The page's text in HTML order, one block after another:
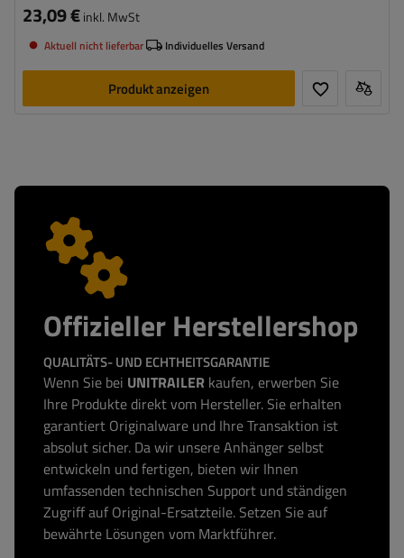
23,09 €inkl. MwSt
Aktuell nicht lieferbar Individuelles Versand
Produkt anzeigen
Offizieller Herstellershop
QUALITÄTS- UND ECHTHEITSGARANTIE
Wenn Sie bei UNITRAILER kaufen, erwerben Sie
Ihre Produkte direkt vom Hersteller. Sie erhalten
garantiert Originalware und Ihre Transaktion ist
absolut sicher. Da wir unsere Anhänger selbst
entwickeln und fertigen, bieten wir Ihnen
umfassenden technischen Support und ständigen
Zugriff auf Original-Ersatzteile. Setzen Sie auf
bewährte Lösungen vom Marktführer.